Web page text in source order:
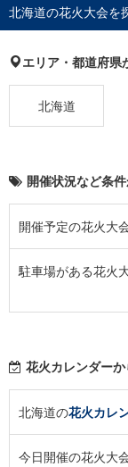
北海道の花火大会を
エリア・都道府県
北海道
開催状況など条
開催予定の花火大
駐車場がある花火
花火カレンダー
北海道の花火カレ
今日開催の花火大